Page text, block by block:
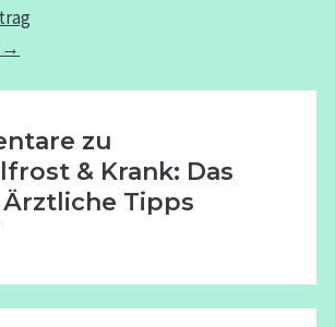
→
zu
& Krank: Das
Tipps